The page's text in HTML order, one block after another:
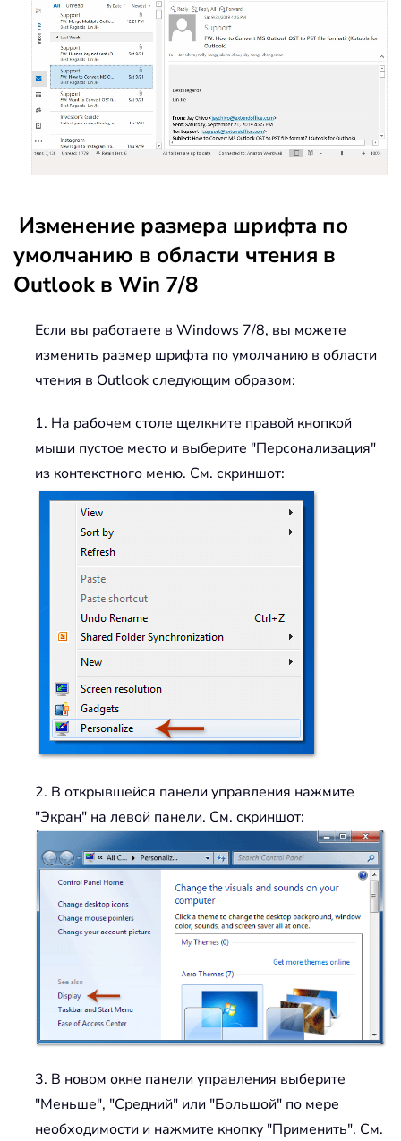
Изменение размера шрифта по
умолчанию в области чтения в
Outlook в Win 7/8
Если вы работаете в Windows 7/8, вы можете
изменить размер шрифта по умолчанию в области
чтения в Outlook следующим образом:
1. На рабочем столе щелкните правой кнопкой
мыши пустое место и выберите "Персонализация"
из контекстного меню. См. скриншот:
2. В открывшейся панели управления нажмите
"Экран" на левой панели. См. скриншот:
3. В новом окне панели управления выберите
"Меньше", "Средний" или "Большой" по мере
необходимости и нажмите кнопку "Применить". См.